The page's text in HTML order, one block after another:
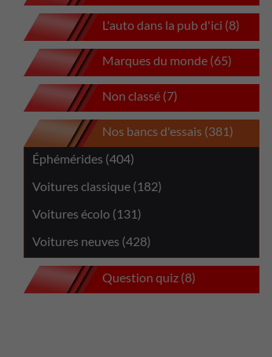
L'auto dans la pub d'ici (8)
Marques du monde (65)
Non classé (7)
Nos bancs d'essais (381)
Éphémérides (404)
Voitures classique (182)
Voitures écolo (131)
Voitures neuves (428)
Question quiz (8)